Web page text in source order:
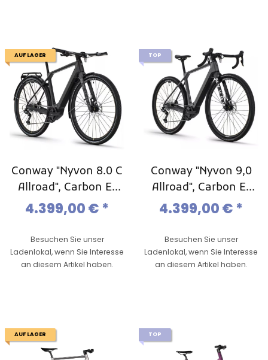
AUF LAGER
Conway "Nyvon 8.0 C
Allroad", Carbon E-
Gravel, Carbon
2025
4.399,00 € *
Besuchen Sie unser
Ladenlokal, wenn Sie Interesse
an diesem Artikel haben.
TOP
Conway "Nyvon 9,0
Allroad", Carbon E-
Gravel, Carbon
2024
4.399,00 € *
Besuchen Sie unser
Ladenlokal, wenn Sie Interesse
an diesem Artikel haben.
AUF LAGER TOP